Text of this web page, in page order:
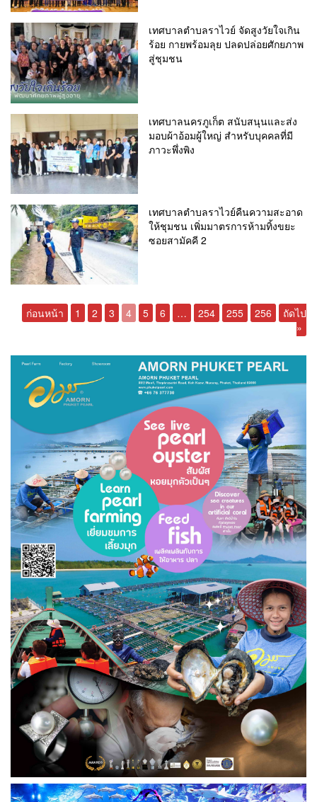
เทศบาลตำบลราไวย์ จัดสูงวัยใจเกิน
ร้อย กายพร้อมลุย ปลดปล่อยศักยภาพ
สู่ชุมชน
เทศบาลนครภูเก็ต สนับสนุนและส่ง
มอบผ้าอ้อมผู้ใหญ่ สำหรับบุคคลที่มี
ภาวะพึ่งพิง
เทศบาลตำบลราไวย์คืนความสะอาด
ให้ชุมชน เพิ่มมาตรการห้ามทิ้งขยะ
ซอยสามัคคี 2
ก่อนหน้า 1 2 3 4 5 6 … 254 255 256
ถัดไป
»